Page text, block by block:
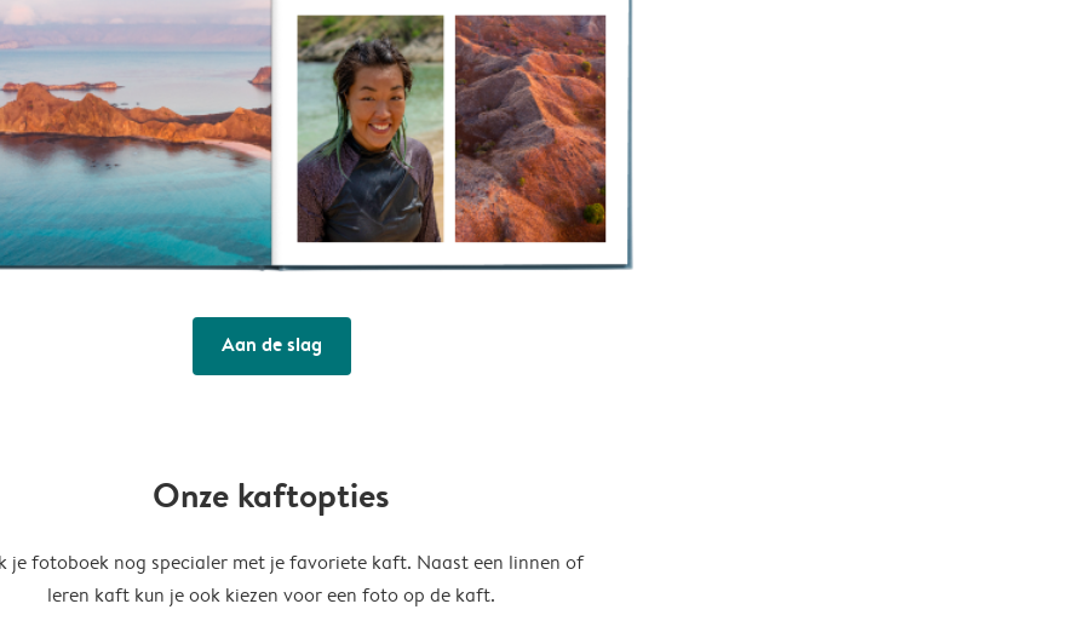
Aan de slag
Onze kaftopties
je fotoboek nog specialer met je favoriete kaft. Naast een linnen of
leren kaft kun je ook kiezen voor een foto op de kaft.